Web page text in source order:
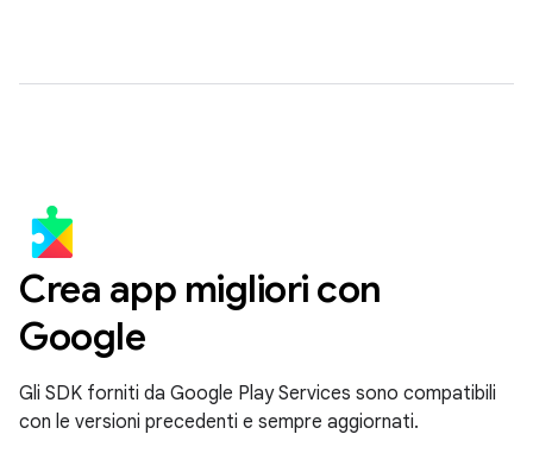
Crea app migliori con
Google
Gli SDK forniti da Google Play Services sono compatibili
con le versioni precedenti e sempre aggiornati.